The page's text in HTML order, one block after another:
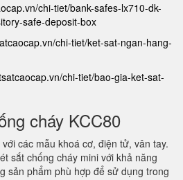
chi-tiet/bank-safes-lx710-dk-
safe-deposit-box
chi-tiet/ket-sat-ngan-hang-
chi-tiet/bao-gia-ket-sat-
cháy KCC80
các mẫu khoá cơ, điện tử, vân tay.
sắt chống cháy mini với khả năng
sản phẩm phù hợp để sử dụng trong